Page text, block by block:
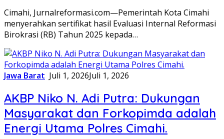
Cimahi, Jurnalreformasi.com—Pemerintah Kota Cimahi
menyerahkan sertifikat hasil Evaluasi Internal Reformasi
Birokrasi (RB) Tahun 2025 kepada…
Jawa Barat Juli 1, 2026Juli 1, 2026
AKBP Niko N. Adi Putra: Dukungan
Masyarakat dan Forkopimda adalah
Energi Utama Polres Cimahi.